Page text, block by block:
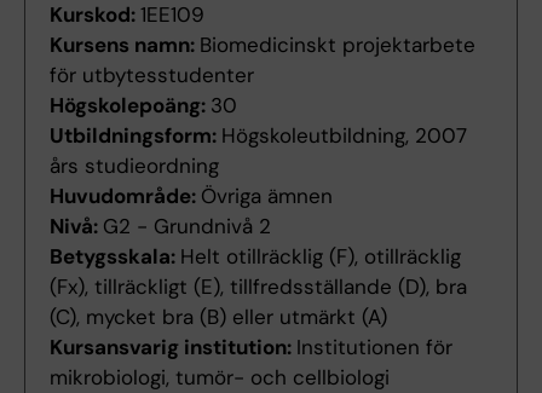
Kurskod:1EE109
Kursens namn: Biomedicinskt projektarbete
för utbytesstudenter
Högskolepoäng: 30
Utbildningsform: Högskoleutbildning, 2007
års studieordning
Huvudområde: Övriga ämnen
Nivå: G2 - Grundnivå 2
Betygsskala: Helt otillräcklig (F), otillräcklig
(Fx), tillräckligt (E), tillfredsställande (D), bra
(C), mycket bra (B) eller utmärkt (A)
Kursansvarig institution: Institutionen för
mikrobiologi, tumör- och cellbiologi